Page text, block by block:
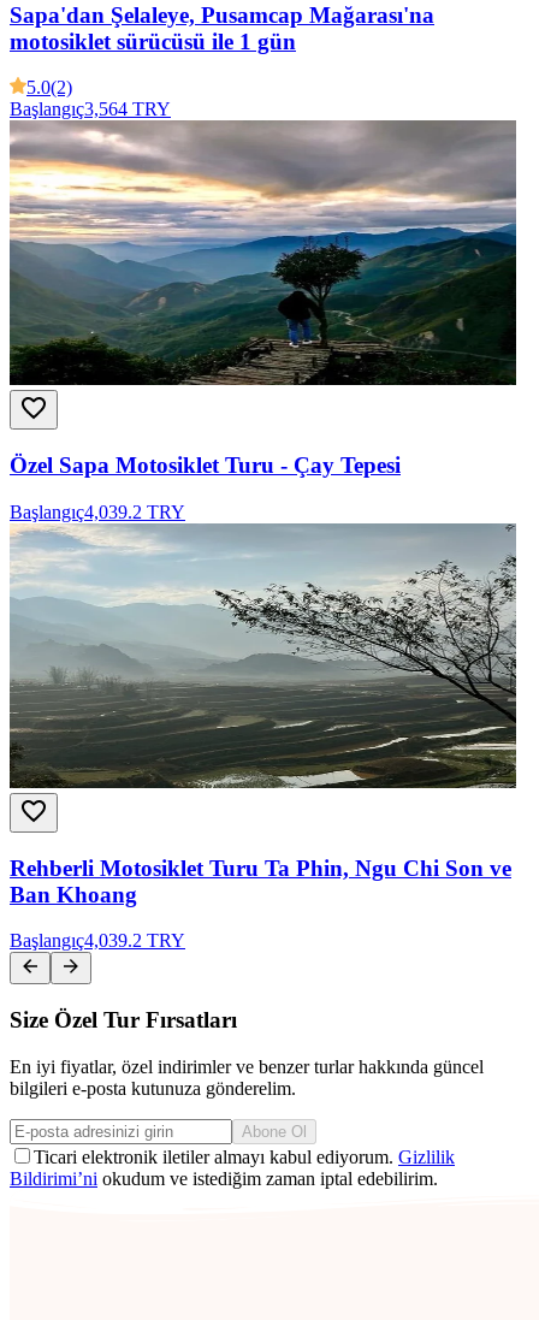
Sapa'dan Şelaleye, Pusamcap Mağarası'na
motosiklet sürücüsü ile 1 gün
5.0(2)
Başlangıç3,564 TRY
Özel Sapa Motosiklet Turu - Çay Tepesi
Başlangıç4,039.2 TRY
Rehberli Motosiklet Turu Ta Phin, Ngu Chi Son ve
Ban Khoang
Başlangıç4,039.2 TRY
Size Özel Tur Fırsatları
En iyi fiyatlar, özel indirimler ve benzer turlar hakkında güncel
bilgileri e-posta kutunuza gönderelim.
Abone Ol
Ticari elektronik iletiler almayı kabul ediyorum. Gizlilik
Bildirimi’ni okudum ve istediğim zaman iptal edebilirim.